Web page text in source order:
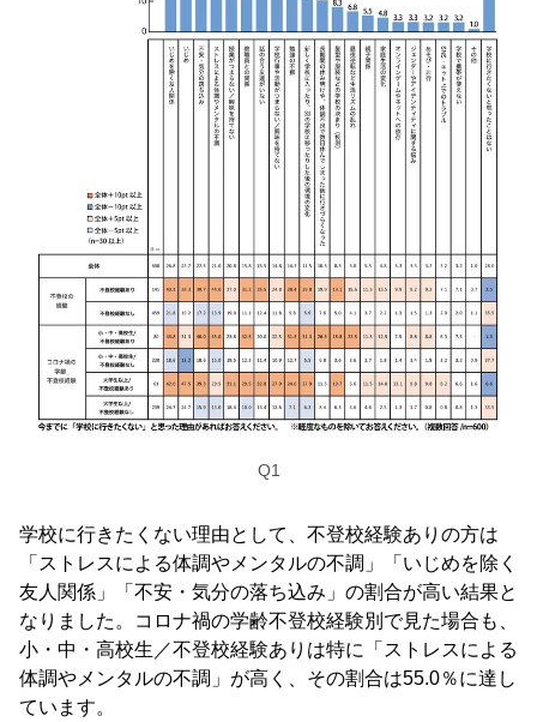
Q1
学校に行きたくない理由として、不登校経験ありの方は
「ストレスによる体調やメンタルの不調」「いじめを除く
友人関係」「不安・気分の落ち込み」の割合が高い結果と
なりました。コロナ禍の学齢不登校経験別で見た場合も、
小・中・高校生／不登校経験ありは特に「ストレスによる
体調やメンタルの不調」が高く、その割合は55.0％に達し
ています。